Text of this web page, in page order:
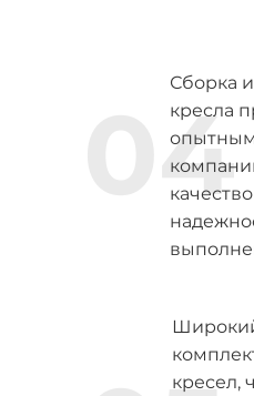
Сборка
кресла
кресел,
04